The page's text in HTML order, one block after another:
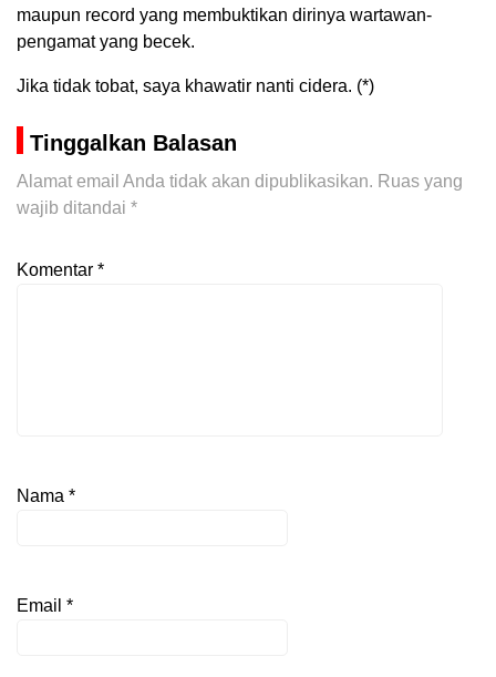
maupun record yang membuktikan dirinya wartawan-
pengamat yang becek.
Jika tidak tobat, saya khawatir nanti cidera. (*)
Tinggalkan Balasan
Alamat email Anda tidak akan dipublikasikan. Ruas yang
wajib ditandai *
Komentar *
Nama *
Email *